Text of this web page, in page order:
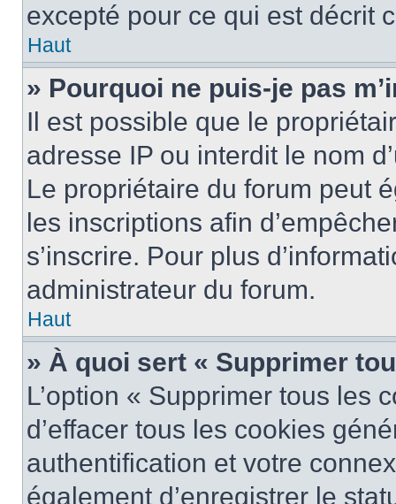
excepté pour ce qui est décrit
Haut
» Pourquoi ne puis-je pas
Il est possible que le
adresse IP ou interdit le nom
Le propriétaire du forum peut
les inscriptions afin
s’inscrire. Pour plus
administrateur du forum.
Haut
» À quoi sert « Supprimer
L’option « Supprimer tous les
d’effacer tous les cookies
authentification et votre
également d’enregistrer le